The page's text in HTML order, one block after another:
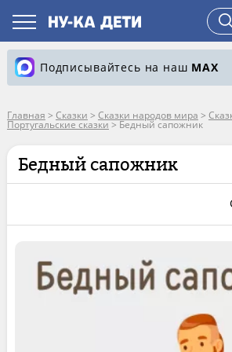
Подписывайтесь на наш MAX
Главная > Сказки > Сказки народов мира >
Португальские сказки>Бедный сапожник
Бедный сапожник